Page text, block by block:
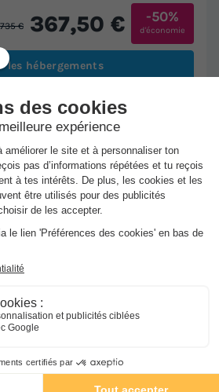
735 € 367,50 € -50%
d'économie
les hébergements
Avis clients
8.7/10
+ 1